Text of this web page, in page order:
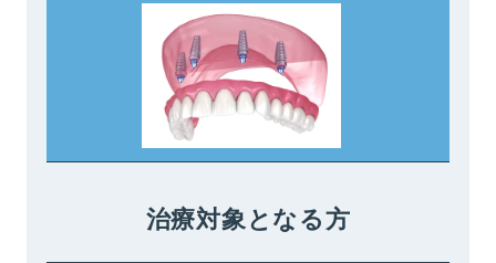
治療対象となる方